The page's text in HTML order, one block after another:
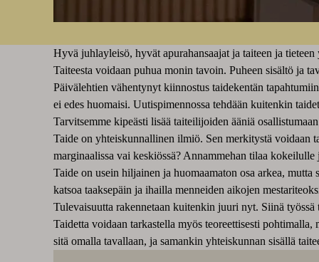
Hyvä juhlayleisö, hyvät apurahansaajat ja taiteen ja tieteen
Taiteesta voidaan puhua monin tavoin. Puheen sisältö ja
Päivälehtien vähentynyt kiinnostus taidekentän
ei edes huomaisi. Uutispimennossa tehdään kuitenkin
Tarvitsemme kipeästi lisää taiteilijoiden ääniä
Taide on yhteiskunnallinen ilmiö. Sen merkitystä voidaan
marginaalissa vai keskiössä? Annammehan tilaa
Taide on usein hiljainen ja huomaamaton osa arkea,
katsoa taaksepäin ja ihailla menneiden aikojen
Tulevaisuutta rakennetaan kuitenkin juuri nyt. Siinä
Taidetta voidaan tarkastella myös teoreettisesti
sitä omalla tavallaan, ja samankin yhteiskunnan sisällä